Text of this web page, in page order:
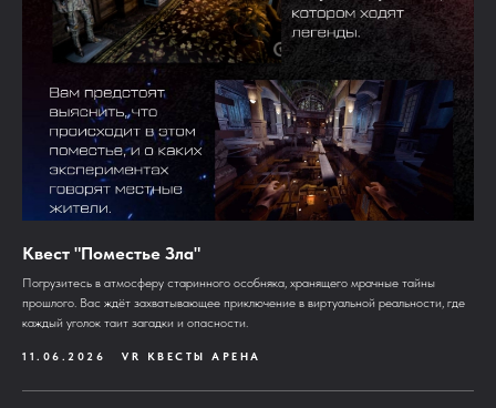
Квест "Поместье Зла"
Погрузитесь в атмосферу старинного особняка, хранящего мрачные тайны
прошлого. Вас ждёт захватывающее приключение в виртуальной реальности, где
каждый уголок таит загадки и опасности.
11.06.2026 VR КВЕСТЫ АРЕНА